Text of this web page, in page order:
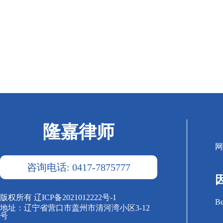
隆嘉律师
咨询电话: 0417-7875777
版权所有 辽ICP备2021012222号-1
地址：辽宁省营口市盖州市清河湾小区3-12
号